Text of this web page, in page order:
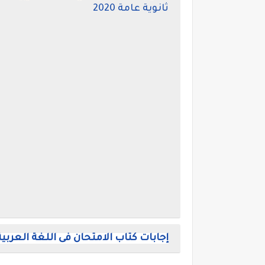
ثانوية عامة 2020
إجابات كتاب الامتحان فى اللغة العربية